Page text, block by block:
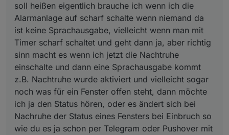
hören, oder es ändert sich bei Nachruhe der Status
eines Fensters bei Einbruch so wie du es ja schon
per Telegram oder Pushover mit der Nachricht
machst.
Ich habe die Sprachausgabe z.B. auch an die
Anwesenheit gekoppelt das nur bei Anwesenheit
eine Ansage kommt.
Hoffe ist so verständlich.
soll heißen eigentlich brauche ich wenn ich die
Alarmanlage auf scharf schalte wenn niemand da
ist keine Sprachausgabe, vielleicht wenn man mit
Timer scharf schaltet und geht dann ja, aber richtig
sinn macht es wenn ich jetzt die Nachtruhe
einschalte und dann eine Sprachausgabe kommt
z.B. Nachtruhe wurde aktiviert und vielleicht sogar
noch was für ein Fenster offen steht, dann möchte
ich ja den Status hören, oder es ändert sich bei
Nachruhe der Status eines Fensters bei Einbruch so
wie du es ja schon per Telegram oder Pushover mit